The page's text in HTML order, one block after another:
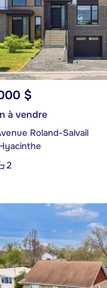
$
à vendre
Roland-Salvail
2